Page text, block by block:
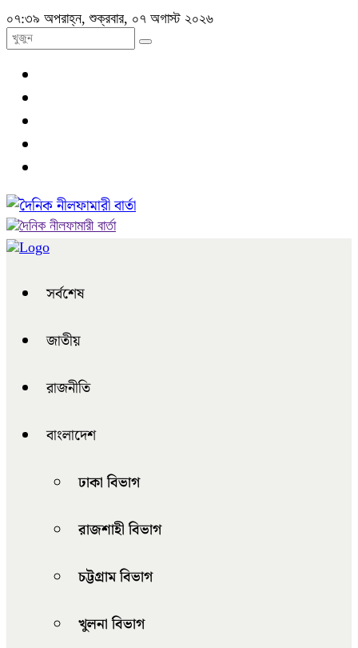
০৭:৩৯ অপরাহ্ন, শুক্রবার, ০৭ অগাস্ট ২০২৬
সর্বশেষ
জাতীয়
রাজনীতি
বাংলাদেশ
ঢাকা বিভাগ
রাজশাহী বিভাগ
চট্টগ্রাম বিভাগ
খুলনা বিভাগ